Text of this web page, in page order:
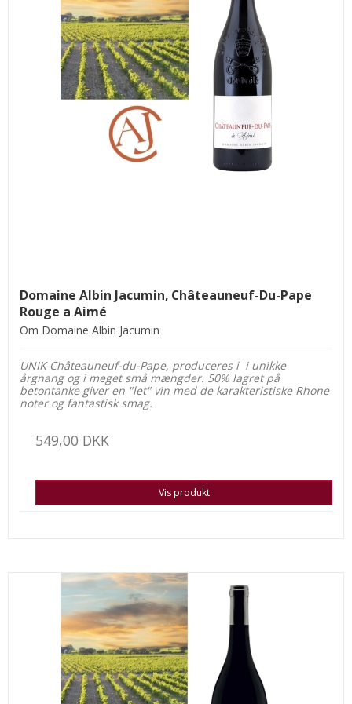
Domaine Albin Jacumin, Châteauneuf-Du-Pape
Rouge a Aimé
Om Domaine Albin Jacumin
UNIK Châteauneuf-du-Pape, produceres i i unikke
årgnang og i meget små mængder. 50% lagret på
betontanke giver en "let" vin med de karakteristiske Rhone
noter og fantastisk smag.
549,00 DKK
Vis produkt